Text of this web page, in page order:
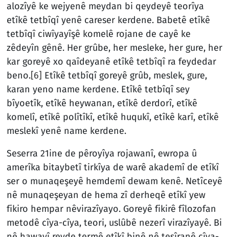
alozîyê ke wejyenê meydan bi qeydeyê teorîya
etîkê tetbîqî yenê careser kerdene. Babetê etîkê
tetbîqî ciwîyayîşê komelê rojane de cayê ke
zêdeyîn gênê. Her grûbe, her mesleke, her gure, her
kar goreyê xo qaîdeyanê etîkê tetbîqî ra feydedar
beno.[6] Etîkê tetbîqî goreyê grûb, meslek, gure,
karan yeno name kerdene. Etîkê tetbîqî sey
bîyoetîk, etîkê heywanan, etîkê derdorî, etîkê
komelî, etîkê polîtîkî, etîkê huqukî, etîkê karî, etîkê
meslekî yenê name kerdene.
Seserra 21ine de pêroyîya rojawanî, ewropa û
amerîka bitaybetî tirkîya de warê akademî de etîkî
ser o munaqeşeyê hemdemî dewam kenê. Netîceyê
nê munaqeşeyan de hema zî derheqê etîkî yew
fikiro hempar nêvirazîyayo. Goreyê fikirê fîlozofan
metodê cîya-cîya, teori, uslûbê nezerî virazîyayê. Bi